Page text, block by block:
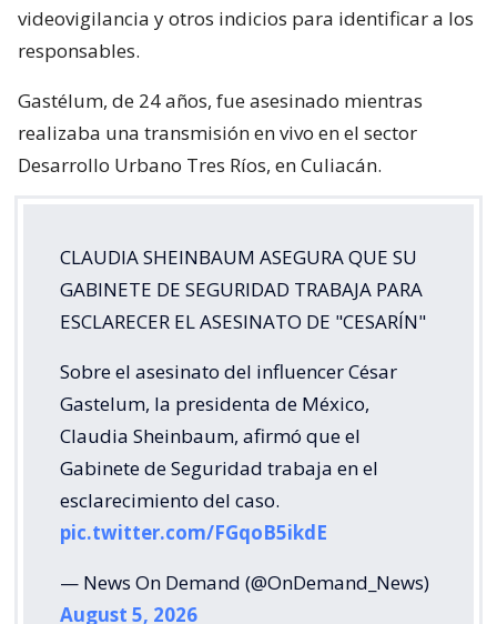
videovigilancia y otros indicios para identificar a los
responsables.
Gastélum, de 24 años, fue asesinado mientras
realizaba una transmisión en vivo en el sector
Desarrollo Urbano Tres Ríos, en Culiacán.
CLAUDIA SHEINBAUM ASEGURA QUE SU
GABINETE DE SEGURIDAD TRABAJA PARA
ESCLARECER EL ASESINATO DE "CESARÍN"
Sobre el asesinato del influencer César
Gastelum, la presidenta de México,
Claudia Sheinbaum, afirmó que el
Gabinete de Seguridad trabaja en el
esclarecimiento del caso.
pic.twitter.com/FGqoB5ikdE
— News On Demand (@OnDemand_News)
August 5, 2026